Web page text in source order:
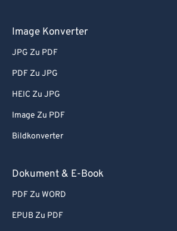
Image Konverter
JPG Zu PDF
PDF Zu JPG
HEIC Zu JPG
Image Zu PDF
Bildkonverter
Dokument & E-Book
PDF Zu WORD
EPUB Zu PDF